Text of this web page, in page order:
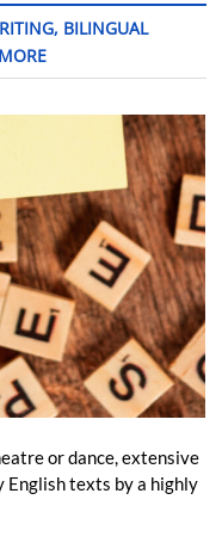
BILINGUAL
or dance, extensive
English texts by a highly